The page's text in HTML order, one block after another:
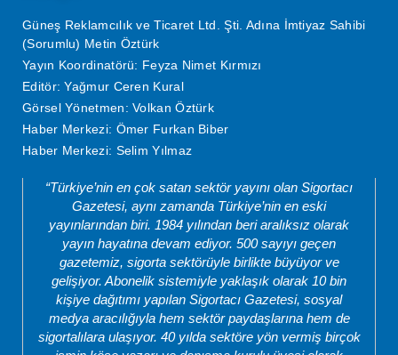
Güneş Reklamcılık ve Ticaret Ltd. Şti. Adına İmtiyaz Sahibi
(Sorumlu) Metin Öztürk
Yayın Koordinatörü: Feyza Nimet Kırmızı
Editör: Yağmur Ceren Kural
Görsel Yönetmen: Volkan Öztürk
Haber Merkezi: Ömer Furkan Biber
Haber Merkezi: Selim Yılmaz
“Türkiye’nin en çok satan sektör yayını olan Sigortacı
Gazetesi, aynı zamanda Türkiye’nin en eski
yayınlarından biri. 1984 yılından beri aralıksız olarak
yayın hayatına devam ediyor. 500 sayıyı geçen
gazetemiz, sigorta sektörüyle birlikte büyüyor ve
gelişiyor. Abonelik sistemiyle yaklaşık olarak 10 bin
kişiye dağıtımı yapılan Sigortacı Gazetesi, sosyal
medya aracılığıyla hem sektör paydaşlarına hem de
sigortalılara ulaşıyor. 40 yılda sektöre yön vermiş birçok